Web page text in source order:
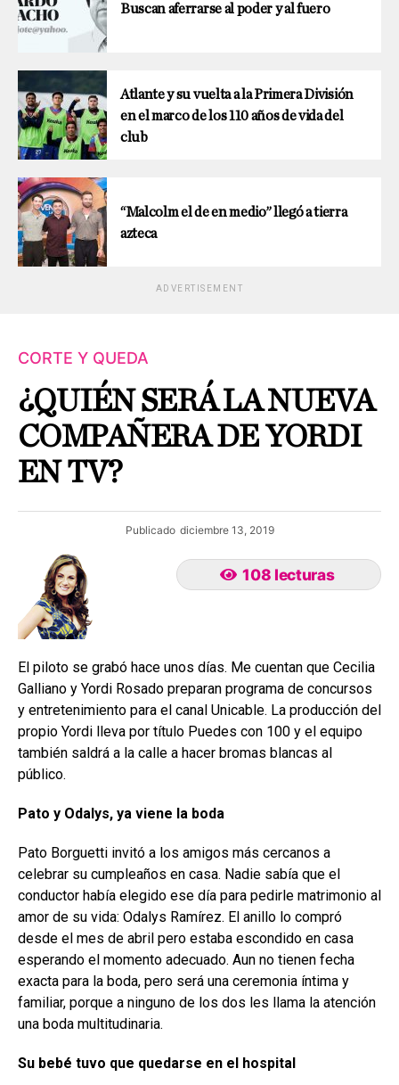
Buscan aferrarse al poder y al fuero
Atlante y su vuelta a la Primera División
en el marco de los 110 años de vida del
club
“Malcolm el de en medio” llegó a tierra
azteca
ADVERTISEMENT
CORTE Y QUEDA
¿QUIÉN SERÁ LA NUEVA
COMPAÑERA DE YORDI
EN TV?
Publicado diciembre 13, 2019
108 lecturas
El piloto se grabó hace unos días. Me cuentan que Cecilia
Galliano y Yordi Rosado preparan programa de concursos
y entretenimiento para el canal Unicable. La producción del
propio Yordi lleva por título Puedes con 100 y el equipo
también saldrá a la calle a hacer bromas blancas al
público.
Pato y Odalys, ya viene la boda
Pato Borguetti invitó a los amigos más cercanos a
celebrar su cumpleaños en casa. Nadie sabía que el
conductor había elegido ese día para pedirle matrimonio al
amor de su vida: Odalys Ramírez. El anillo lo compró
desde el mes de abril pero estaba escondido en casa
esperando el momento adecuado. Aun no tienen fecha
exacta para la boda, pero será una ceremonia íntima y
familiar, porque a ninguno de los dos les llama la atención
una boda multitudinaria.
Su bebé tuvo que quedarse en el hospital